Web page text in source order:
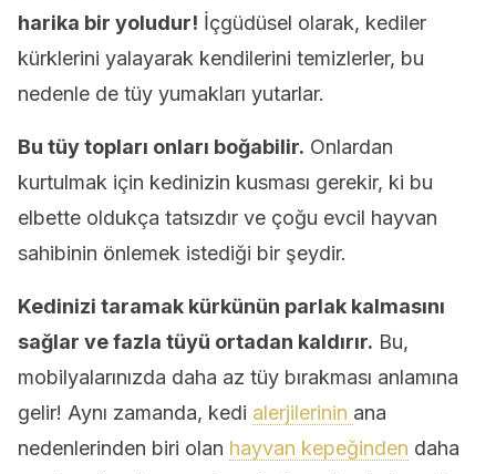
harika bir yoludur! İçgüdüsel olarak, kediler
kürklerini yalayarak kendilerini temizlerler, bu
nedenle de tüy yumakları yutarlar.
Bu tüy topları onları boğabilir. Onlardan
kurtulmak için kedinizin kusması gerekir, ki bu
elbette oldukça tatsızdır ve çoğu evcil hayvan
sahibinin önlemek istediği bir şeydir.
Kedinizi taramak kürkünün parlak kalmasını
sağlar ve fazla tüyü ortadan kaldırır. Bu,
mobilyalarınızda daha az tüy bırakması anlamına
gelir! Aynı zamanda, kedi alerjilerinin ana
nedenlerinden biri olan hayvan kepeğinden daha